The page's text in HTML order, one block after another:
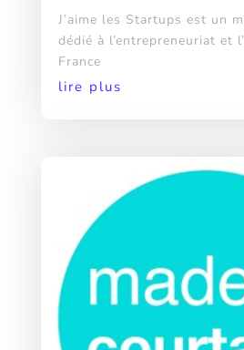
J’aime les Startups est un
dédié à l’entrepreneuriat et
France
lire plus